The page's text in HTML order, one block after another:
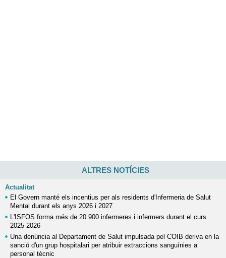
ALTRES NOTÍCIES
Actualitat
El Govern manté els incentius per als residents d'Infermeria de Salut
Mental durant els anys 2026 i 2027
L'ISFOS forma més de 20.900 infermeres i infermers durant el curs
2025-2026
Una denúncia al Departament de Salut impulsada pel COIB deriva en la
sanció d'un grup hospitalari per atribuir extraccions sanguínies a
personal tècnic